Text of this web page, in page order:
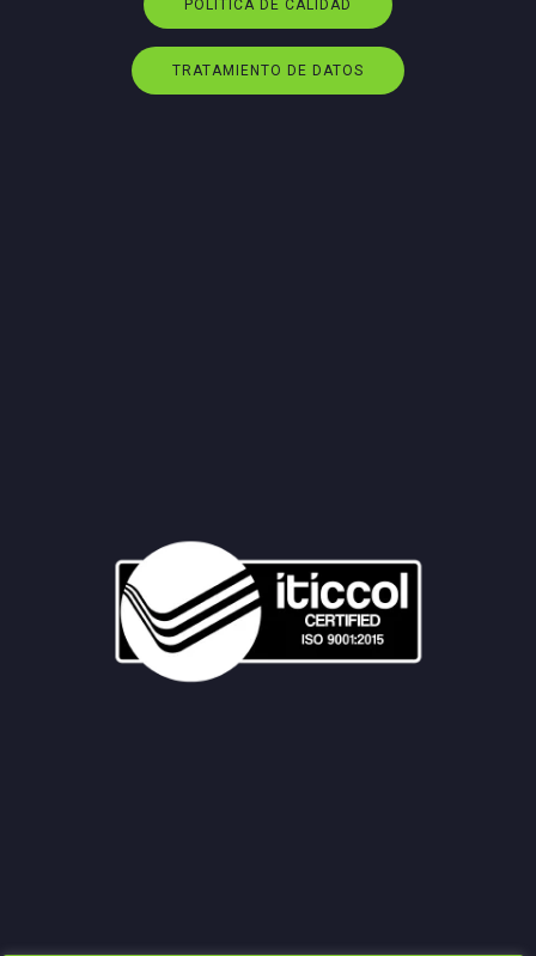
POLÍTICA DE CALIDAD
TRATAMIENTO DE DATOS